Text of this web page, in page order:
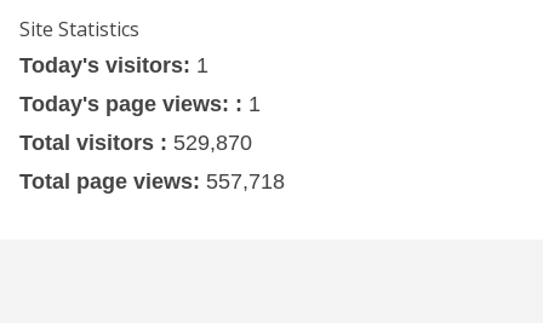
Site Statistics
Today's visitors: 1
Today's page views: : 1
Total visitors : 529,870
Total page views: 557,718